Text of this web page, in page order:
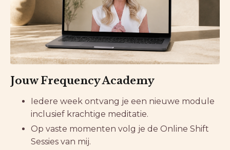
Jouw Frequency Academy
Iedere week ontvang je een nieuwe module
inclusief krachtige meditatie.
Op vaste momenten volg je de Online Shift
Sessies van mij.